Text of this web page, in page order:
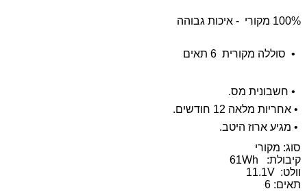
100% מקורי - איכות גבוהה
• סוללה מקורית 6 תאים
• חשבונית מס.
• אחריות מלאה 12 חודשים.
• מגיע ארוז היטב.
סוג: מקורי
קיבולת:
וולט: 11.1V
תאים: 6